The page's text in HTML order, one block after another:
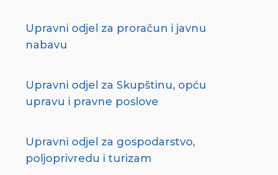
Upravni odjel za proračun i javnu
nabavu
Upravni odjel za Skupštinu, opću
upravu i pravne poslove
Upravni odjel za gospodarstvo,
poljoprivredu i turizam